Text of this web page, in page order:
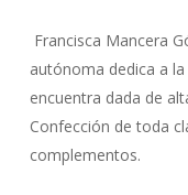
Francisca Mancera
autónoma dedica a
encuentra dada de
Confección de toda
complementos.